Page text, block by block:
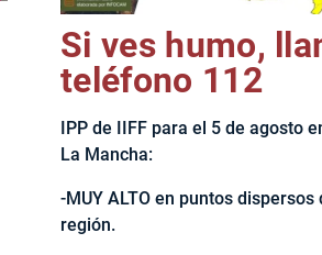
Si ves humo,
teléfono 112
IPP de IIFF para el 5 de agosto
La Mancha:
-MUY ALTO en puntos dispersos
región.